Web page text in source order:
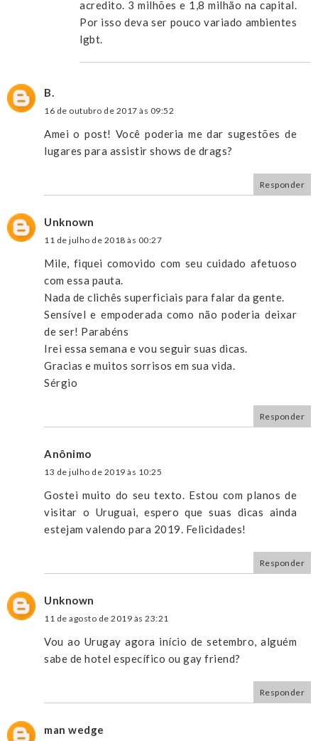
acredito. 3 milhões e 1,8 milhão na capital.
Por isso deva ser pouco variado ambientes
lgbt.
B.
16 de outubro de 2017 às 09:52
Amei o post! Você poderia me dar sugestões de
lugares para assistir shows de drags?
Responder
Unknown
11 de julho de 2018 às 00:27
Mile, fiquei comovido com seu cuidado afetuoso
com essa pauta.
Nada de clichês superficiais para falar da gente.
Sensível e empoderada como não poderia deixar
de ser! Parabéns
Irei essa semana e vou seguir suas dicas.
Gracias e muitos sorrisos em sua vida.
Sérgio
Responder
Anônimo
13 de julho de 2019 às 10:25
Gostei muito do seu texto. Estou com planos de
visitar o Uruguai, espero que suas dicas ainda
estejam valendo para 2019. Felicidades!
Responder
Unknown
11 de agosto de 2019 às 23:21
Vou ao Urugay agora início de setembro, alguém
sabe de hotel específico ou gay friend?
Responder
man wedge